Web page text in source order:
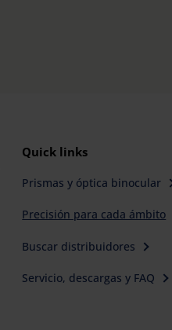
Quick links
Prismas y óptica binocular
Precisión para cada ámbito
Buscar distribuidores
Servicio, descargas y FAQ